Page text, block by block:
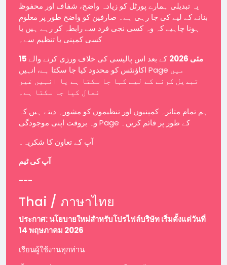
یہ تبدیلی ہمارے پورٹل کو زیادہ واضح، شفاف اور محفوظ
بنانے کے لیے کی جا رہی ہے۔ صارفین کو واضح طور پر معلوم
ہونا چاہیے کہ وہ کسی نجی فرد سے رابطہ کر رہے ہیں یا
کسی کمپنی یا تنظیم سے۔
15 مئی 2026
کے بعد اس پالیسی کی خلاف ورزی کرنے والے
اکاؤنٹس کو محدود کیا جا سکتا ہے، انہیں Page میں
تبدیل کرنے کے لیے کہا جا سکتا ہے یا انہیں غیر
فعال کیا جا سکتا ہے۔
ہم تمام متاثرہ کمپنیوں اور تنظیموں کو مشورہ دیتے ہیں کہ
وہ بروقت اپنی موجودگی Page کے طور پر قائم کریں۔
آپ کے تعاون کا شکریہ۔
آپ کی ٹیم
---
Thai / ภาษาไทย
ประกาศ: นโยบายใหม่สำหรับโปรไฟล์บริษัท เริ่มตั้งแต่วันที่
14 พฤษภาคม 2026
เรียนผู้ใช้งานทุกท่าน